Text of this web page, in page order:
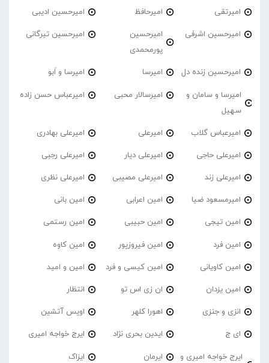
امیرتقی امیرحافظ امیرحسین ادیبی
امیرحسین اشرفی
امیرحسین
پورمحمدی
امیرحسین تیرگانی
امیرحسین زنده دل امیرسا امیرسا و اَبو
امیرسا و سامان و
سهیل
امیرسالار محبی امیرعباس حسن زاده
امیرعباس گلاب امیرعلی امیرعلی بهادری
امیرعلی حاجی امیرعلی دیار امیرعلی رجبی
امیرعلی زند امیرعلی مصیبی امیرعلی نظری
امیرمسعود ضیا امین اعرابی امین بانی
امین تیجی امین حبیبی امین رستمی
امین فرد امین فیروزپور امین کاوه
امین کاویانی امین کیسی و فرد امین و امید
امین یزدان ان زی اس تو انتظار
انزی و جنزی اهورا کلهر اویس آتشین
ای ج ایدین بحری نژاد ایرج خواجه امیری
ایرج خواجه امیری و
ایرمان ایزاک